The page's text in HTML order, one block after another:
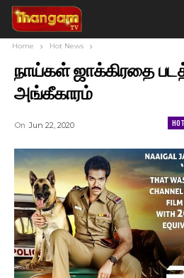
Home Hot News
நாய்கள் ஜாக்கிரதை
அங்கீகாரம்
On Jun 22, 2020